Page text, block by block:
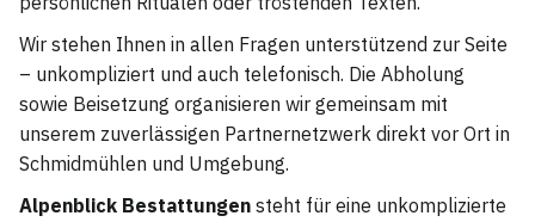
Wir stehen Ihnen in allen Fragen unterstützend zur Seite
– unkompliziert und auch telefonisch. Die Abholung
sowie Beisetzung organisieren wir gemeinsam mit
unserem zuverlässigen Partnernetzwerk direkt vor Ort in
Schmidmühlen und Umgebung.
Alpenblick Bestattungen steht für eine unkomplizierte